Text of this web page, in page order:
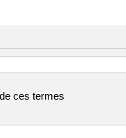
ces termes